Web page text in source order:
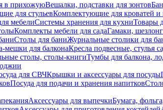
в прихожуюВешалки, подставки для зонтов
для стульевКомплектующие для кроватей и
мебелиСистемы хранения для кухниТовары
Комплекты мебели для садаГамаки,
Столы для баниЖурнальные столики для
мешки для балконаКресла подвесные, стулья
столы, столы-книгиТумбы для балкона,
для СВЧКрышки и аксессуары для посуды
Посуда для подачи и хранения напитков
Аксессуары для выпечкиБумага,